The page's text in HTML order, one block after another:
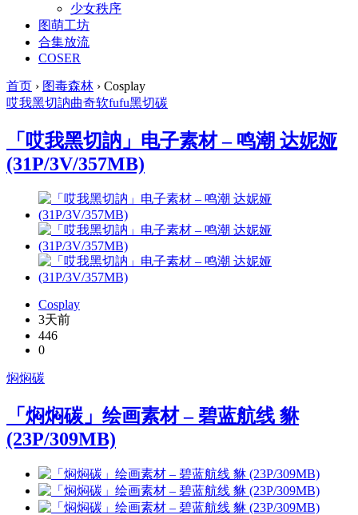
少女秩序
图萌工坊
合集放流
COSER
首页 › 图毒森林 › Cosplay
哎我黑切訥曲奇软fufu黑切碳
「哎我黑切訥」电子素材 – 鸣潮 达妮娅
(31P/3V/357MB)
Cosplay
3天前
446
0
焖焖碳
「焖焖碳」绘画素材 – 碧蓝航线 貅
(23P/309MB)